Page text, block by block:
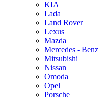
KIA
Lada
Land Rover
Lexus
Mazda
Mercedes - Benz
Mitsubishi
Nissan
Omoda
Opel
Porsche